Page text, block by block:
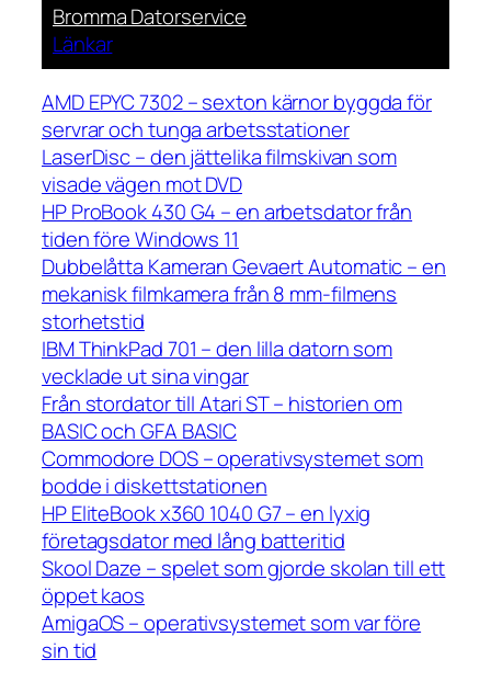
Bromma Datorservice
Länkar
AMD EPYC 7302 – sexton kärnor byggda för
servrar och tunga arbetsstationer
LaserDisc – den jättelika filmskivan som
visade vägen mot DVD
HP ProBook 430 G4 – en arbetsdator från
tiden före Windows 11
Dubbelåtta Kameran Gevaert Automatic – en
mekanisk filmkamera från 8 mm-filmens
storhetstid
IBM ThinkPad 701 – den lilla datorn som
vecklade ut sina vingar
Från stordator till Atari ST – historien om
BASIC och GFA BASIC
Commodore DOS – operativsystemet som
bodde i diskettstationen
HP EliteBook x360 1040 G7 – en lyxig
företagsdator med lång batteritid
Skool Daze – spelet som gjorde skolan till ett
öppet kaos
AmigaOS – operativsystemet som var före
sin tid